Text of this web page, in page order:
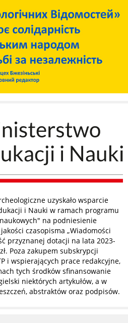
uzyskało wsparcie
i Nauki w ramach programu
na podniesienie
czasopisma „Wiadomości
przyznanej dotacji na lata 2023-
Poza zakupem subskrypcji
i wspierających prace redakcyjne,
tych środków sfinansowanie
niektórych artykułów, a w
abstraktów oraz podpisów.